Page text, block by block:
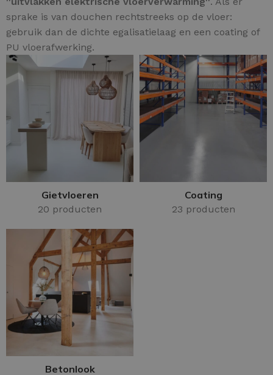
sprake is van douchen rechtstreeks op de vloer:
gebruik dan de dichte egalisatielaag en een coating of
PU vloerafwerking.
Gietvloeren
20 producten
Coating
23 producten
Betonlook